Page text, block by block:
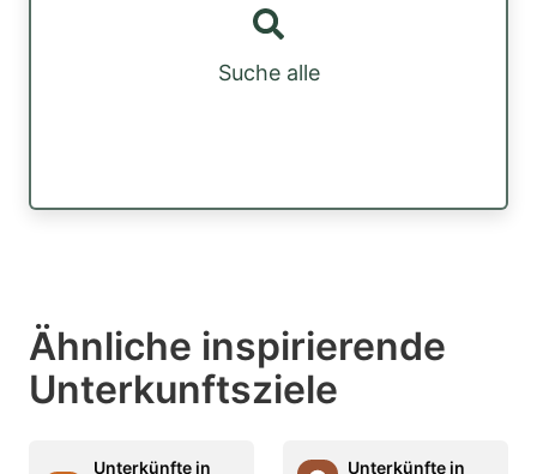
Suche alle
Ähnliche inspirierende
Unterkunftsziele
Unterkünfte in Unterkünfte in